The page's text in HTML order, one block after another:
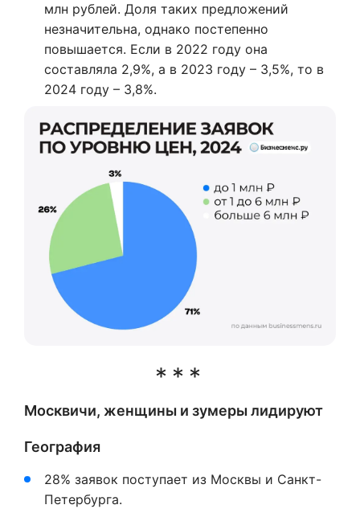
млн рублей. Доля таких предложений
незначительна, однако постепенно
повышается. Если в 2022 году она
составляла 2,9%, а в 2023 году – 3,5%, то в
2024 году – 3,8%.
Москвичи, женщины и зумеры лидируют
География
28% заявок поступает из Москвы и Санкт-
Петербурга.